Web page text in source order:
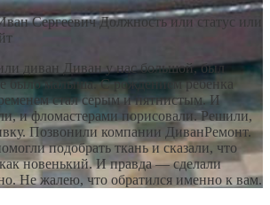
Сергеевич Должность или статус или
диван Диван у нас большой, был
было малыша. С рождением ребенка
стал серым и пятнистым. И
и фломастерами порисовали. Решили,
Позвонили компании ДиванРемонт.
подобрать ткань и сказали, что
новенький. И правда — сделали
Не жалею, что обратился именно к вам.